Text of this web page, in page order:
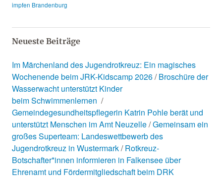
impfen Brandenburg
Neueste Beiträge
Im Märchenland des Jugendrotkreuz: Ein magisches
Wochenende beim JRK-Kidscamp 2026 Broschüre der
Wasserwacht unterstützt Kinder
beim Schwimmenlernen
Gemeindegesundheitspflegerin Katrin Pohle berät und
unterstützt Menschen im Amt Neuzelle Gemeinsam ein
großes Superteam: Landeswettbewerb des
Jugendrotkreuz in Wustermark Rotkreuz-
Botschafter*innen informieren in Falkensee über
Ehrenamt und Fördermitgliedschaft beim DRK